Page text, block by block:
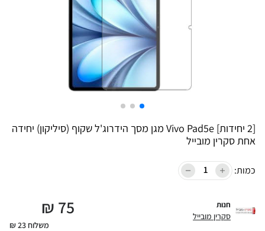
[2 יחידות] Vivo Pad5e מגן מסך הידרוג'ל שקוף (סיליקון) יחידה
אחת סקרין מובייל
כמות:
חנות
סקרין מובייל 75
₪
משלוח 23 ₪